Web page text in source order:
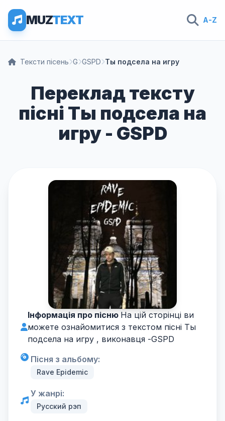
MUZTEXT A-Z
Тексти пісень G GSPD Ты подсела на игру
Переклад тексту
пісні Ты подсела на
игру - GSPD
Інформація про пісню На цій сторінці ви
можете ознайомитися з текстом пісні Ты
подсела на игру , виконавця -GSPD
Пісня з альбому:
Rave Epidemic
У жанрі:
Русский рэп